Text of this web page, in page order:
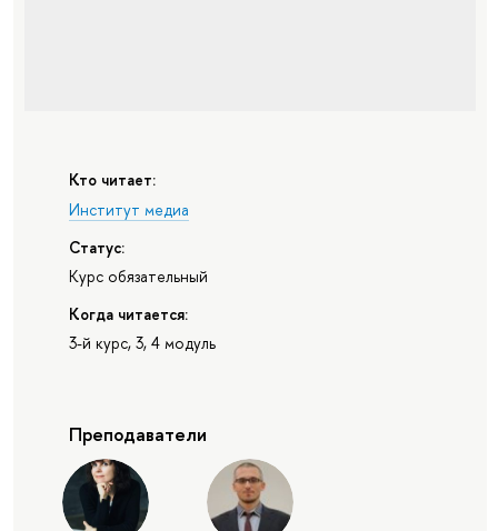
Кто читает:
Институт медиа
Статус:
Курс обязательный
Когда читается:
3-й курс, 3, 4 модуль
Преподаватели